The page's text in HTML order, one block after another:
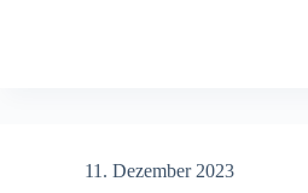
11. Dezember 2023